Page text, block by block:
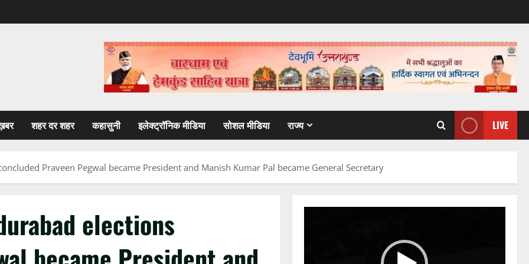
शहर दर शहर कहासुनी इलेक्ट्रॉनिक मीडिया सोशल मीडिया राज्य LIVE
Praveen Pegwal became President and Manish Kumar Pal became General Secretary
elections